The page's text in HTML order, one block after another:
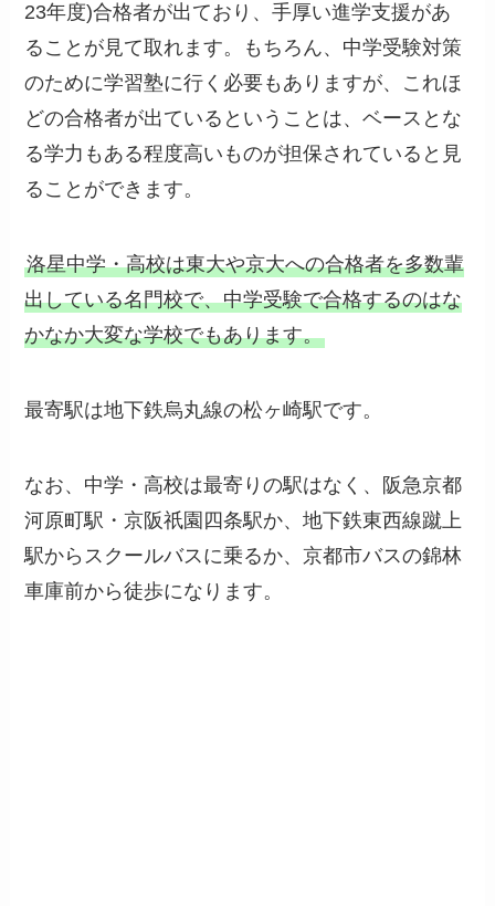
23年度)合格者が出ており、手厚い進学支援があ
ることが見て取れます。もちろん、中学受験対策
のために学習塾に行く必要もありますが、これほ
どの合格者が出ているということは、ベースとな
る学力もある程度高いものが担保されていると見
ることができます。
洛星中学・高校は東大や京大への合格者を多数輩
出している名門校で、中学受験で合格するのはな
かなか大変な学校でもあります。
最寄駅は地下鉄烏丸線の松ヶ崎駅です。
なお、中学・高校は最寄りの駅はなく、阪急京都
河原町駅・京阪祇園四条駅か、地下鉄東西線蹴上
駅からスクールバスに乗るか、京都市バスの錦林
車庫前から徒歩になります。